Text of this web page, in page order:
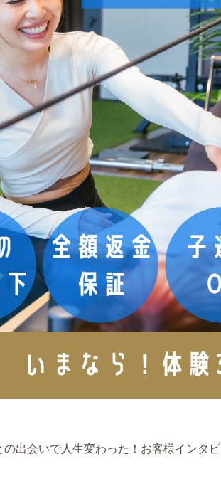
出会いで人生変わった！お客様インタ